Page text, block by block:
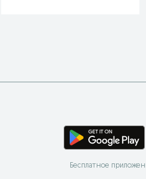
Бесплатное